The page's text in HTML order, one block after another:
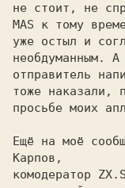
не стоит, не
MAS к тому
уже остыл и
необдуманным. А
отправитель
тоже наказали,
просьбе моих
Ещё на моё
Карпов,
комодератор